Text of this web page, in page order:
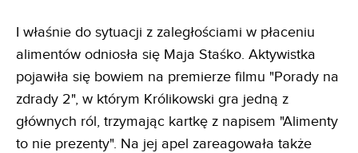
I właśnie do sytuacji z zaległościami w płaceniu
alimentów odniosła się Maja Staśko. Aktywistka
pojawiła się bowiem na premierze filmu "Porady na
zdrady 2", w którym Królikowski gra jedną z
głównych ról, trzymając kartkę z napisem "Alimenty
to nie prezenty". Na jej apel zareagowała także